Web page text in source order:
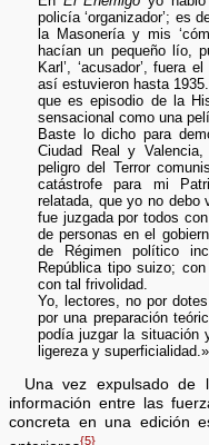
policía ‘organizador’; es
la Masonería y mis
hacían un pequeño lío,
Karl’, ‘acusador’, fuera
así estuvieron hasta
que es episodio de la
sensacional como una
Baste lo dicho para
Ciudad Real y
peligro del Terror
catástrofe para mi
relatada, que yo no debo
fue juzgada por todos
de personas en el
de Régimen político
República tipo suizo;
con tal frivolidad.
Yo, lectores, no por
por una preparación
podía juzgar la situación
ligereza y superficialidad.»
Una vez expulsado
información entre las
concreta en una edición
{5}